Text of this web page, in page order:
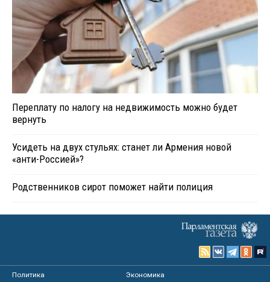
Переплату по налогу на недвижимость можно будет
вернуть
Усидеть на двух стульях: станет ли Армения новой
«анти-Россией»?
Родственников сирот поможет найти полиция
Политика
Экономика